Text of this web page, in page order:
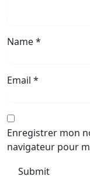
Name*
Email *
Enregistrer mon
navigateur pour